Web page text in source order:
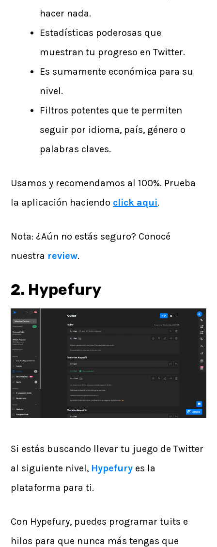
hacer nada.
Estadísticas poderosas que
muestran tu progreso en Twitter.
Es sumamente económica para su
nivel.
Filtros potentes que te permiten
seguir por idioma, país, género o
palabras claves.
Usamos y recomendamos al 100%. Prueba
la aplicación haciendo click aqui.
Nota: ¿Aún no estás seguro? Conocé
nuestra review.
2. Hypefury
Si estás buscando llevar tu juego de Twitter
al siguiente nivel, Hypefury es la
plataforma para ti.
Con Hypefury, puedes programar tuits e
hilos para que nunca más tengas que